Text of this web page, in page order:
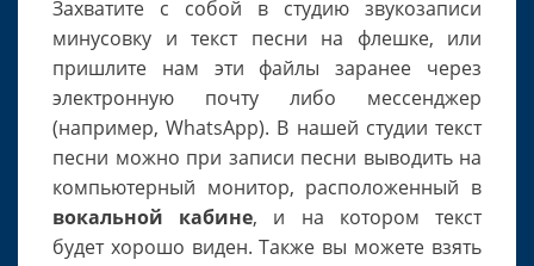
Захватите с собой в студию звукозаписи
минусовку и текст песни на флешке, или
пришлите нам эти файлы заранее через
электронную почту либо мессенджер
(например, WhatsApp). В нашей студии текст
песни можно при записи песни выводить на
компьютерный монитор, расположенный в
вокальной кабине, и на котором текст
будет хорошо виден. Также вы можете взять